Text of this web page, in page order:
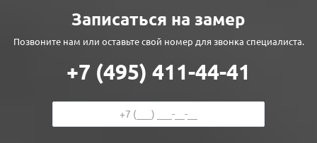
Записаться на замер
Позвоните нам или оставьте свой номер для звонка специалиста.
+7 (495) 411-44-41